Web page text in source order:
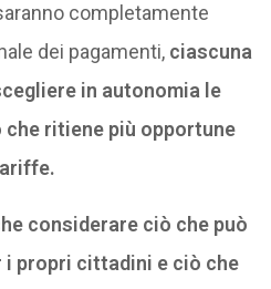
completamente
dei pagamenti, ciascuna
in autonomia le
ritiene più opportune
considerare ciò che può
i propri cittadini e ciò che